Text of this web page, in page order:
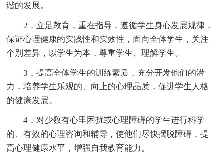
谐的发展。
2．立足教育，重在指导，遵循学生身心发展规律，
保证心理健康的实践性和实效性，面向全体学生，关注
个别差异，以学生为本，尊重学生、理解学生。
3．提高全体学生的训练素质，充分开发他们的潜
力，培养学生乐观的、向上的心理品质，促进学生人格
的健康发展。
4．对少数有心里困扰或心理障碍的学生进行科学
的、有效的心理咨询和辅导，使他们尽快摆脱障碍，提
高心理健康水平，增强自我教育能力。